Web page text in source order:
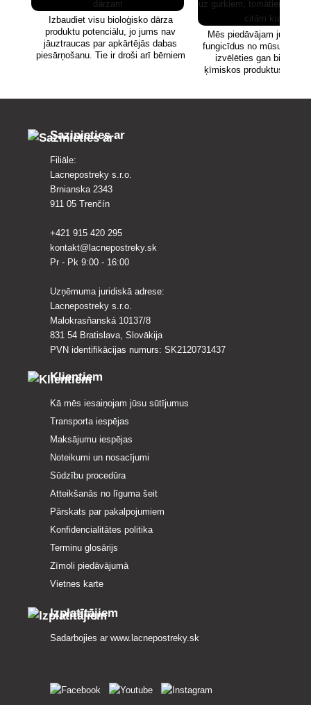
Izbaudiet visu bioloģisko dārza
produktu potenciālu, jo jums nav
jāuztraucas par apkārtējās dabas
piesārņošanu. Tie ir droši arī bērniem
Mēs piedāvājam jums
fungicīdus no mūsu
izvēlēties gan
ķīmiskos produktus.
Sazinieties ar
Filiāle:
Lacnepostreky s.r.o.
Brnianska 2343
911 05 Trenčín
+421 915 420 295
kontakt@lacnepostreky.sk
Pr - Pk 9:00 - 16:00
Uzņēmuma juridiskā adrese:
Lacnepostreky s.r.o.
Malokrasňanská 10137/8
831 54 Bratislava, Slovākija
PVN identifikācijas numurs: SK2120731437
Klientiem
Kā mēs iesaiņojam jūsu sūtījumus
Transporta iespējas
Maksājumu iespējas
Noteikumi un nosacījumi
Sūdzību procedūra
Atteikšanās no līguma šeit
Pārskats par pakalpojumiem
Konfidencialitātes politika
Terminu glosārijs
Zīmoli piedāvājumā
Vietnes karte
Izplatītājiem
Sadarbojies ar www.lacnepostreky.sk